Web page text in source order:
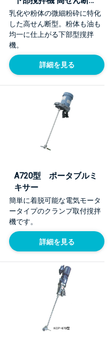
乳化、均質化モデル
乳化や粉体の微細粉砕に特化
した高せん断型。粉体も油も
均一に仕上がる下部型撹拌
機。
詳細を見る
A720型 ポータブルミ
キサー
簡単に着脱可能な電気モータ
ータイプのクランプ取付撹拌
機です。
詳細を見る